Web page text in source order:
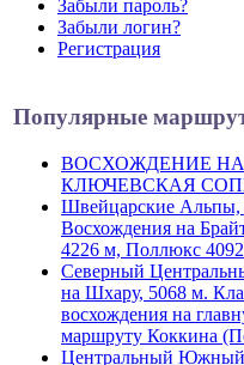
Забыли пароль?
Забыли логин?
Регистрация
Популярные
ВОСХОЖДЕНИЕ
КЛЮЧЕВСКАЯ
Швейцарские Альпы,
Восхождения на
4226 м, Поллюкс
Северный
на Шхару, 5068 м.
восхождения на
маршруту Коккина
Центральный Южный